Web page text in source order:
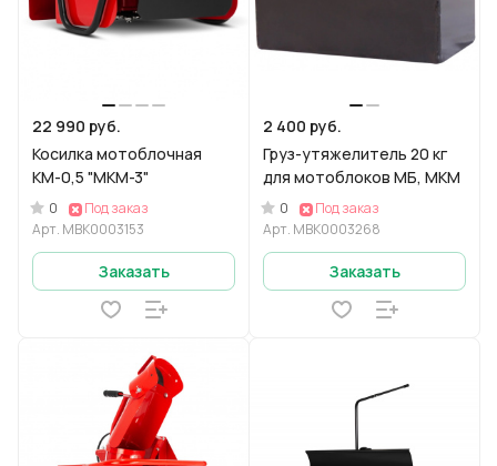
22 990 руб.
Косилка мотоблочная
КМ-0,5 "МКМ-3"
0
Под заказ
Арт. МВК0003153
Заказать
2 400 руб.
Груз-утяжелитель 20 кг
для мотоблоков МБ, МКМ
0
Под заказ
Арт. MBK0003268
Заказать